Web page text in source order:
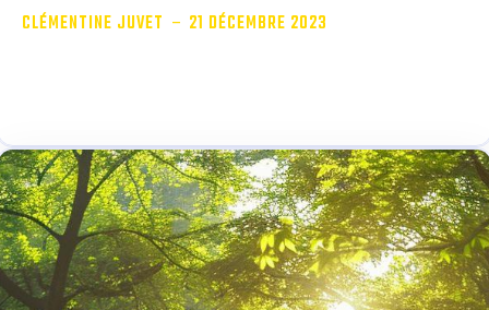
CLÉMENTINE JUVET - 21 DÉCEMBRE 2023